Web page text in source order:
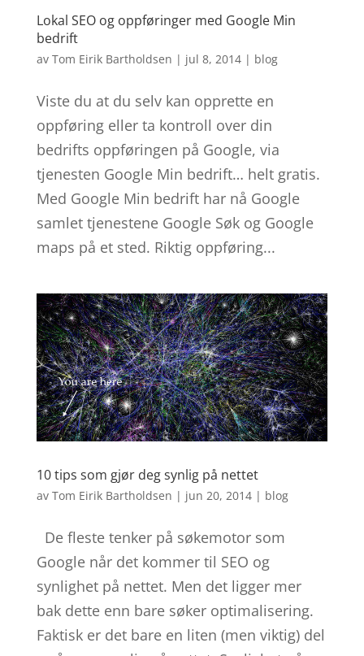
Lokal SEO og oppføringer med Google Min
bedrift
av Tom Eirik Bartholdsen | jul 8, 2014| blog
Viste du at du selv kan opprette en
oppføring eller ta kontroll over din
bedrifts oppføringen på Google, via
tjenesten Google Min bedrift… helt gratis.
Med Google Min bedrift har nå Google
samlet tjenestene Google Søk og Google
maps på et sted. Riktig oppføring...
10 tips som gjør deg synlig på nettet
av Tom Eirik Bartholdsen | jun 20, 2014| blog
De fleste tenker på søkemotor som
Google når det kommer til SEO og
synlighet på nettet. Men det ligger mer
bak dette enn bare søker optimalisering.
Faktisk er det bare en liten (men viktig) del